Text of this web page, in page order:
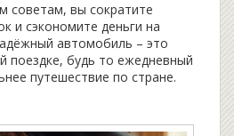
советам, вы сократите
и сэкономите деньги на
автомобиль – это
поездке, будь то ежедневный
путешествие по стране.